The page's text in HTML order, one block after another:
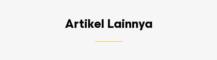
Artikel Lainnya